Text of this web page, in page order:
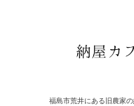
福島市荒井にある旧農家の